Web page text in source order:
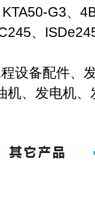
G3、
、
设备配件、
机、发电机